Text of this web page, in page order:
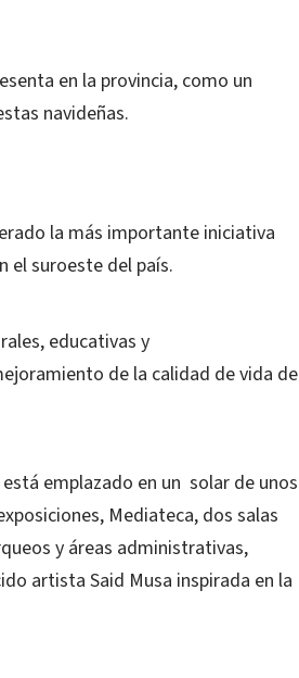
en la provincia, como un
navideñas.
la más importante iniciativa
el suroeste del país.
educativas y
de la calidad de vida de
emplazado en un solar de unos
Mediateca, dos salas
y áreas administrativas,
artista Said Musa inspirada en la